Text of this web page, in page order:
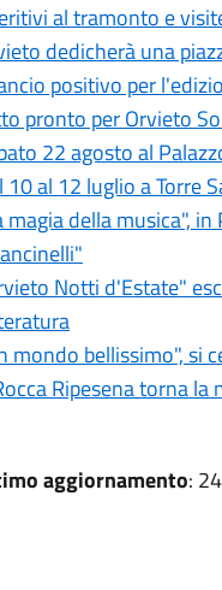
al tramonto e
dedicherà una
positivo per
pronto per Orvieto
22 agosto al
10 al 12 luglio a Torre
magia della musica",
Notti d'Estate"
mondo bellissimo", si
Ripesena torna
aggiornamento: